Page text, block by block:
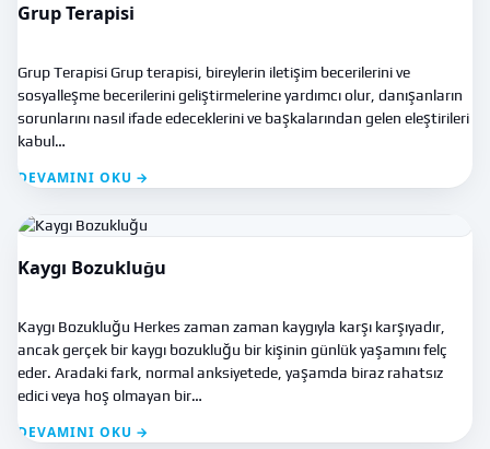
Grup Terapisi
Grup Terapisi Grup terapisi, bireylerin iletişim becerilerini ve
sosyalleşme becerilerini geliştirmelerine yardımcı olur, danışanların
sorunlarını nasıl ifade edeceklerini ve başkalarından gelen eleştirileri
kabul…
DEVAMINI OKU →
Kaygı Bozukluğu
Kaygı Bozukluğu Herkes zaman zaman kaygıyla karşı karşıyadır,
ancak gerçek bir kaygı bozukluğu bir kişinin günlük yaşamını felç
eder. Aradaki fark, normal anksiyetede, yaşamda biraz rahatsız
edici veya hoş olmayan bir…
DEVAMINI OKU →